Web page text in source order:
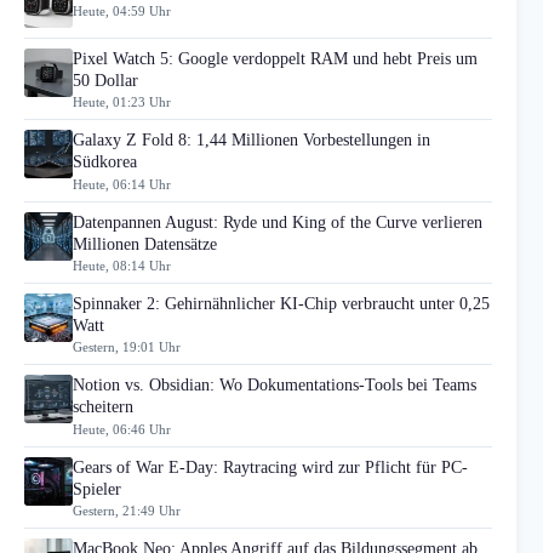
Heute, 04:59 Uhr
Pixel Watch 5: Google verdoppelt RAM und hebt Preis um
50 Dollar
Heute, 01:23 Uhr
Galaxy Z Fold 8: 1,44 Millionen Vorbestellungen in
Südkorea
Heute, 06:14 Uhr
Datenpannen August: Ryde und King of the Curve verlieren
Millionen Datensätze
Heute, 08:14 Uhr
Spinnaker 2: Gehirnähnlicher KI-Chip verbraucht unter 0,25
Watt
Gestern, 19:01 Uhr
Notion vs. Obsidian: Wo Dokumentations-Tools bei Teams
scheitern
Heute, 06:46 Uhr
Gears of War E-Day: Raytracing wird zur Pflicht für PC-
Spieler
Gestern, 21:49 Uhr
MacBook Neo: Apples Angriff auf das Bildungssegment ab